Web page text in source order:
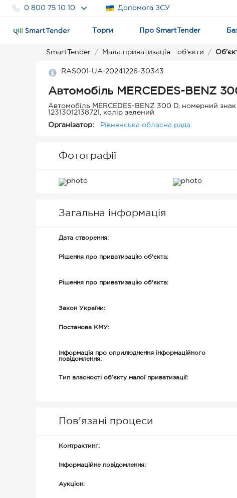
0 800 75 10 10 Допомога ЗСУ
Торги Про SmartTender
SmartTender Мала приватизація - об’єкти
RAS001-UA-20241226-30343
Автомобіль MERCEDES-BENZ
Автомобіль MERCEDES-BENZ 300 D, номерний
12313012138721, колір зелений
Організатор: Рівненська обласна рада
Фотографії
Загальна інформація
Дата створення:
Рішення про приватизацію об'єкта:
Рішення про приватизацію об'єкта:
Закон України:
Постанова КМУ:
Інформація про оприлюднення інформаційного
повідомлення:
Тип власності об’єкту малої приватизації:
Пов'язані процеси
Контрактинг:
Інформаційне повідомлення:
Аукціон: